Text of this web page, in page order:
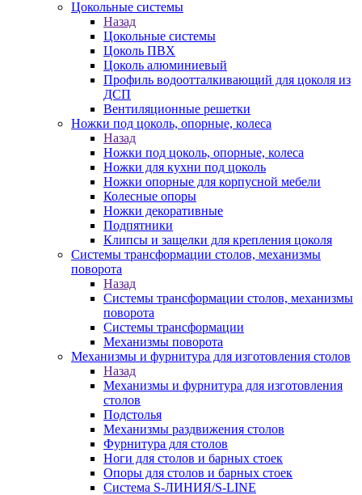
Цокольные системы
Назад
Цокольные системы
Цоколь ПВХ
Цоколь алюминиевый
Профиль водоотталкивающий для цоколя из
ДСП
Вентиляционные решетки
Ножки под цоколь, опорные, колеса
Назад
Ножки под цоколь, опорные, колеса
Ножки для кухни под цоколь
Ножки опорные для корпусной мебели
Колесные опоры
Ножки декоративные
Подпятники
Клипсы и защелки для крепления цоколя
Системы трансформации столов, механизмы
поворота
Назад
Системы трансформации столов, механизмы
поворота
Системы трансформации
Механизмы поворота
Механизмы и фурнитура для изготовления столов
Назад
Механизмы и фурнитура для изготовления
столов
Подстолья
Механизмы раздвижения столов
Фурнитура для столов
Ноги для столов и барных стоек
Опоры для столов и барных стоек
Система S-ЛИНИЯ/S-LINE